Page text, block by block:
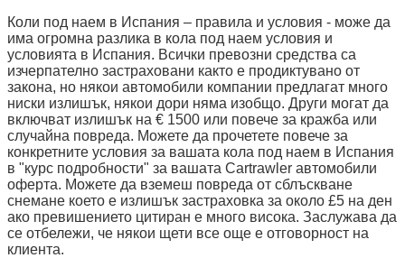
Коли под наем в Испания – правила и условия - може да
има огромна разлика в кола под наем условия и
условията в Испания. Всички превозни средства са
изчерпателно застраховани както е продиктувано от
закона, но някои автомобили компании предлагат много
ниски излишък, някои дори няма изобщо. Други могат да
включват излишък на € 1500 или повече за кражба или
случайна повреда. Можете да прочетете повече за
конкретните условия за вашата кола под наем в Испания
в "курс подробности" за вашата Cartrawler автомобили
оферта. Можете да вземеш повреда от сблъскване
снемане което е излишък застраховка за около £5 на ден
ако превишението цитиран е много висока. Заслужава да
се отбележи, че някои щети все още е отговорност на
клиента.